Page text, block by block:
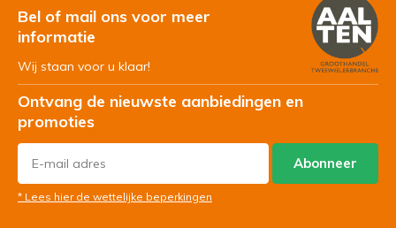
Bel of mail ons voor meer
informatie
Wij staan voor u klaar!
Ontvang de nieuwste aanbiedingen en
promoties
Abonneer
* Lees hier de wettelijke beperkingen